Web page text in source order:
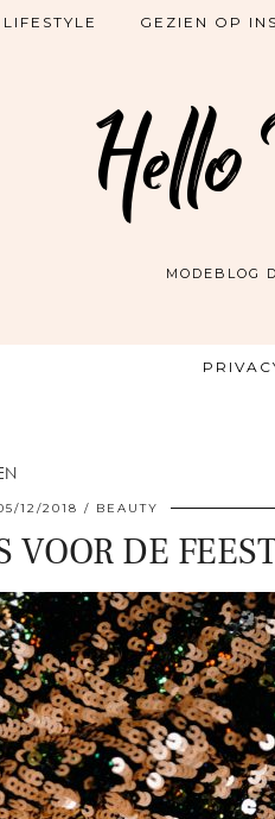
MODEBLOG
LIFESTYLE GEZIEN OP
12/2018 BEAUTY
VOOR DE